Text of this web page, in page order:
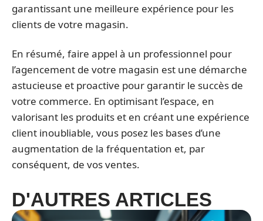
garantissant une meilleure expérience pour les
clients de votre magasin.
En résumé, faire appel à un professionnel pour
l’agencement de votre magasin est une démarche
astucieuse et proactive pour garantir le succès de
votre commerce. En optimisant l’espace, en
valorisant les produits et en créant une expérience
client inoubliable, vous posez les bases d’une
augmentation de la fréquentation et, par
conséquent, de vos ventes.
D'AUTRES ARTICLES